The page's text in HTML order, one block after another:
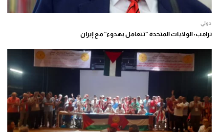
دولي
ترامب: الولايات المتحدة “تتعامل بهدوء” مع إيران